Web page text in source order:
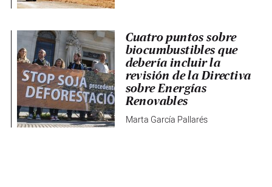
Cuatro puntos sobre
biocumbustibles que
debería incluir la
revisión de la Directiva
sobre Energías
Renovables
Marta García Pallarés